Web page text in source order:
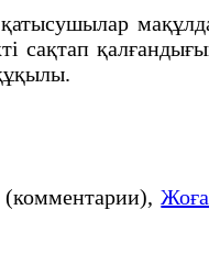
сақтап